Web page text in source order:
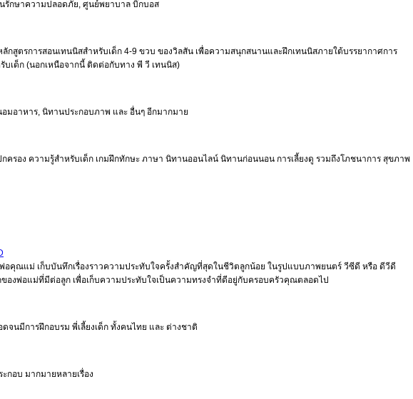
นรักษาความปลอดภัย, ศูนย์พยาบาล บิ๊กบอส
ลักสูตรการสอนเทนนิสสำหรับเด็ก 4-9 ขวบ ของวิลสัน เพื่อความสนุกสนานและฝึกเทนนิสภายใต้บรรยากาศการ
บเด็ก (นอกเหนือจากนี้ ติดต่อกับทาง พี วี เทนนิส)
มอาหาร, นิทานประกอบภาพ และ อื่นๆ อีกมากมาย
รอง ความรู้สำหรับเด็ก เกมฝึกทักษะ ภาษา นิทานออนไลน์ นิทานก่อนนอน การเลี้ยงดู รวมถึงโภชนาการ สุขภาพ
ณแม่ เก็บบันทึกเรื่องราวความประทับใจครั้งสำคัญที่สุดในชีวิตลูกน้อย ในรูปแบบภาพยนตร์ วีซีดี หรือ ดีวีดี
องพ่อแม่ที่มีต่อลูก เพื่อเก็บความประทับใจเป็นความทรงจำที่ดีอยู่กับครอบครัวคุณตลอดไป
จนมีการฝึกอบรม พี่เลี้ยงเด็ก ทั้งคนไทย และ ต่างชาติ
กอบ มากมายหลายเรื่อง